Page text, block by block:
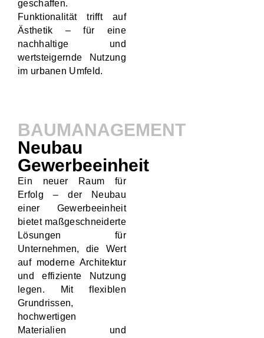
geschaffen.
Funktionalität trifft auf
Ästhetik – für eine
nachhaltige und
wertsteigernde Nutzung
im urbanen Umfeld.
BAUMANAGEMENT
Neubau
Gewerbeeinheit
Ein neuer Raum für
Erfolg – der Neubau
einer Gewerbeeinheit
bietet maßgeschneiderte
Lösungen für
Unternehmen, die Wert
auf moderne Architektur
und effiziente Nutzung
legen. Mit flexiblen
Grundrissen,
hochwertigen
Materialien und